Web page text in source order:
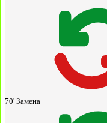
70' Замена